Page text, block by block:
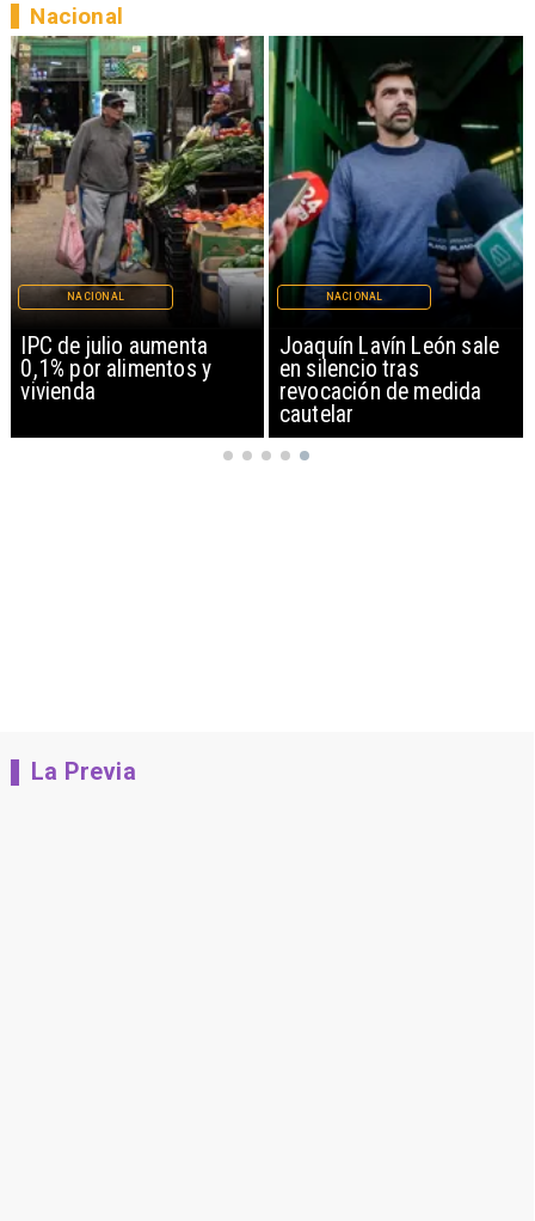
IPC de julio aumenta
0,1% por alimentos y
vivienda
NACIONAL
Joaquín Lavín León sale
en silencio tras
revocación de medida
cautelar
NACIONAL
Nacional
La Previa